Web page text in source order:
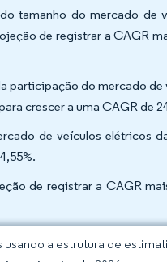
tamanho do mercado de
de registrar a CAGR
participação do mercado
crescer a uma CAGR de
de veículos elétricos
de registrar a CAGR
a estrutura de